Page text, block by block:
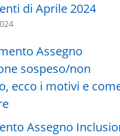
di Aprile 2024
Assegno